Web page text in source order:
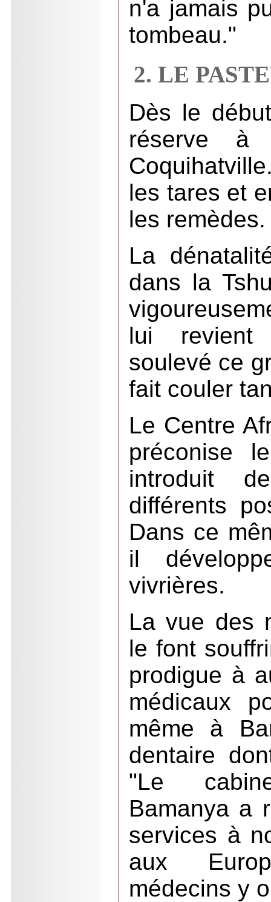
n'a jamais
tombeau."
2. LE
Dès le
réserve à
les tares et
les remèdes.
La
dans la
lui revient
soulevé ce
fait couler
Le Centre
préconise
introduit
différents
Dans ce
il
vivrières.
La vue des
le font
prodigue à
médicaux
même à
dentaire
"Le
Bamanya a
services à
aux
médecins y